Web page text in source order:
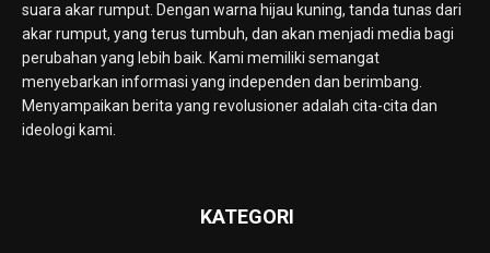
suara akar rumput. Dengan warna hijau kuning, tanda tunas dari
akar rumput, yang terus tumbuh, dan akan menjadi media bagi
perubahan yang lebih baik. Kami memiliki semangat
menyebarkan informasi yang independen dan berimbang.
Menyampaikan berita yang revolusioner adalah cita-cita dan
ideologi kami.
KATEGORI